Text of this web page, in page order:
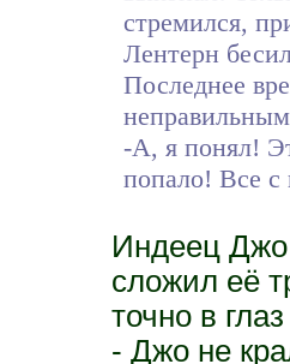
стремился,
Лентерн
Последнее
-А, я понял!
попало! Все с
Индеец Джо
сложил её
точно в
- Джо не